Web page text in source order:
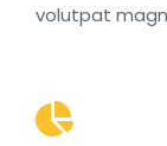
volutpat